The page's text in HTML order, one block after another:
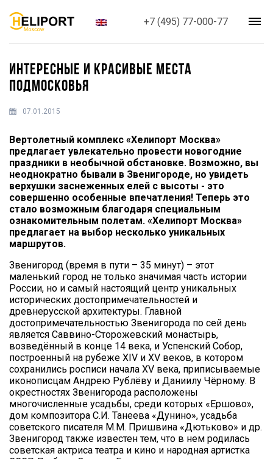
+7 (495) 77-000-77
ИНТЕРЕСНЫЕ И КРАСИВЫЕ МЕСТА
ПОДМОСКОВЬЯ
07.01.2015
Вертолетный комплекс «Хелипорт Москва»
предлагает увлекательно провести новогодние
праздники в необычной обстановке. Возможно, вы
неоднократно бывали в Звенигороде, но увидеть
верхушки заснеженных елей с высоты - это
совершенно особенные впечатления! Теперь это
стало возможным благодаря специальным
ознакомительным полетам. «Хелипорт Москва»
предлагает на выбор несколько уникальных
маршрутов.
Звенигород (время в пути – 35 минут) – этот
маленький город не только значимая часть истории
России, но и самый настоящий центр уникальных
исторических достопримечательностей и
древнерусской архитектуры. Главной
достопримечательностью Звенигорода по сей день
является Саввино-Сторожевский монастырь,
возведённый в конце 14 века, и Успенский Собор,
построенный на рубеже XIV и XV веков, в котором
сохранились росписи начала XV века, приписываемые
иконописцам Андрею Рублёву и Даниилу Чёрному. В
окрестностях Звенигорода расположены
многочисленные усадьбы, среди которых «Ершово»,
дом композитора С.И. Танеева «Дунино», усадьба
советского писателя М.М. Пришвина «Дютьково» и др.
Звенигород также известен тем, что в нем родилась
советская актриса театра и кино и народная артистка